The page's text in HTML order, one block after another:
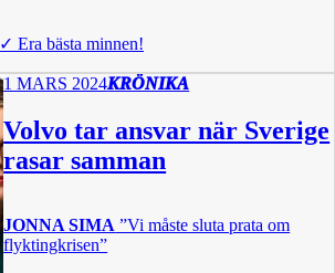
✓ Era bästa minnen!
1 MARS 2024KRÖNIKA
Volvo tar ansvar när Sverige
rasar samman
JONNA SIMA ”Vi måste sluta prata om
flyktingkrisen”